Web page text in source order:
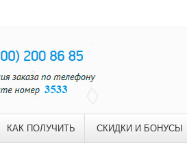
КАК ПОЛУЧИТЬ СКИДКИ И БОНУСЫ